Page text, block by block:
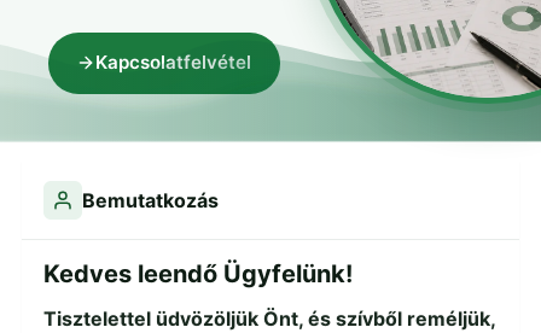
Kapcsolatfelvétel
Bemutatkozás
Kedves leendő Ügyfelünk!
Tisztelettel üdvözöljük Önt, és szívből reméljük,